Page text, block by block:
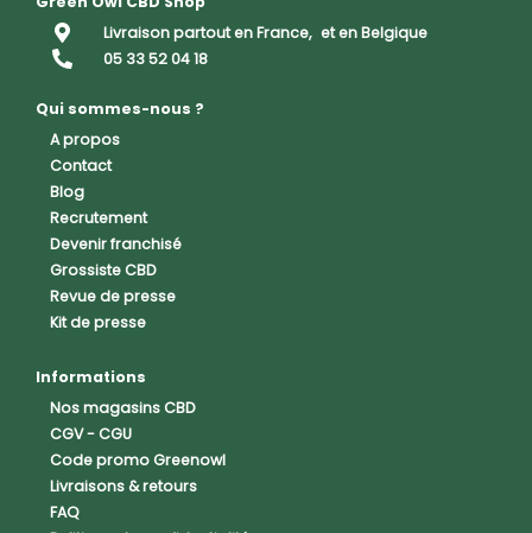
Livraison partout en France, et en Belgique
05 33 52 04 18
Qui sommes-nous ?
A propos
Contact
Blog
Recrutement
Devenir franchisé
Grossiste CBD
Revue de presse
Kit de presse
Informations
Nos magasins CBD
CGV-CGU
Code promo Greenowl
Livraisons & retours
FAQ